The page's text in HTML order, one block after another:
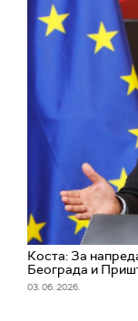
Коста: За
Београда и
03. 06. 2026.